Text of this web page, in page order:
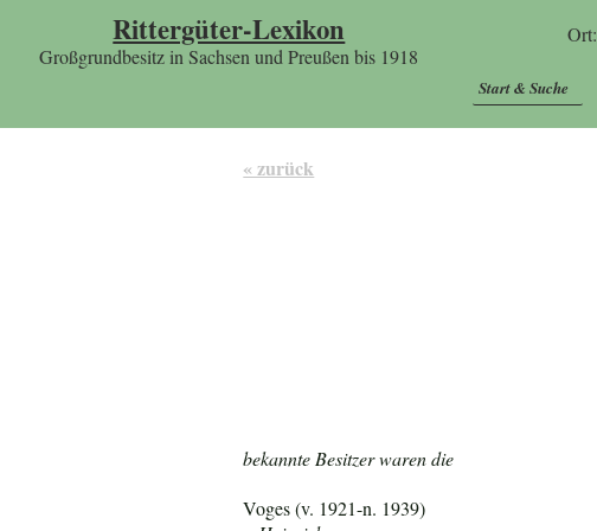
Rittergüter-Lexikon
Großgrundbesitz in Sachsen und Preußen bis 1918
Ort:
Start & Suche
« zurück
bekannte Besitzer waren die
Voges (v. 1921-n. 1939)